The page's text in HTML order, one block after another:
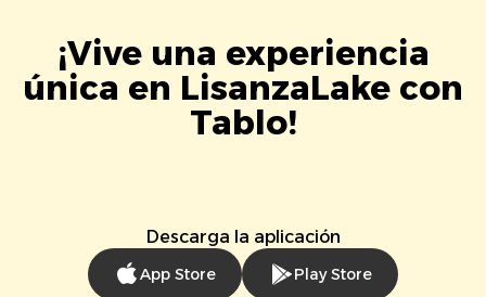
¡Vive una experiencia
única en LisanzaLake con
Tablo!
Descarga la aplicación
App Store Play Store